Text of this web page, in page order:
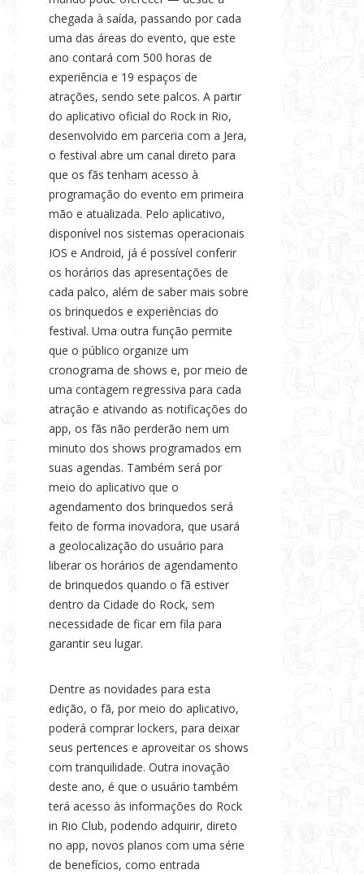
chegada à saída, passando por cada
uma das áreas do evento, que este
ano contará com 500 horas de
experiência e 19 espaços de
atrações, sendo sete palcos. A partir
do aplicativo oficial do Rock in Rio,
desenvolvido em parceria com a Jera,
o festival abre um canal direto para
que os fãs tenham acesso à
programação do evento em primeira
mão e atualizada. Pelo aplicativo,
disponível nos sistemas operacionais
IOS e Android, já é possível conferir
os horários das apresentações de
cada palco, além de saber mais sobre
os brinquedos e experiências do
festival. Uma outra função permite
que o público organize um
cronograma de shows e, por meio de
uma contagem regressiva para cada
atração e ativando as notificações do
app, os fãs não perderão nem um
minuto dos shows programados em
suas agendas. Também será por
meio do aplicativo que o
agendamento dos brinquedos será
feito de forma inovadora, que usará
a geolocalização do usuário para
liberar os horários de agendamento
de brinquedos quando o fã estiver
dentro da Cidade do Rock, sem
necessidade de ficar em fila para
garantir seu lugar.
Dentre as novidades para esta
edição, o fã, por meio do aplicativo,
poderá comprar lockers, para deixar
seus pertences e aproveitar os shows
com tranquilidade. Outra inovação
deste ano, é que o usuário também
terá acesso às informações do Rock
in Rio Club, podendo adquirir, direto
no app, novos planos com uma série
de benefícios, como entrada